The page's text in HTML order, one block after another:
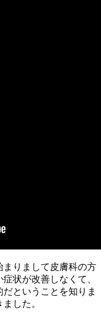
まりまして皮膚科の方
状が改善しなくて、
ということを知りま
した。